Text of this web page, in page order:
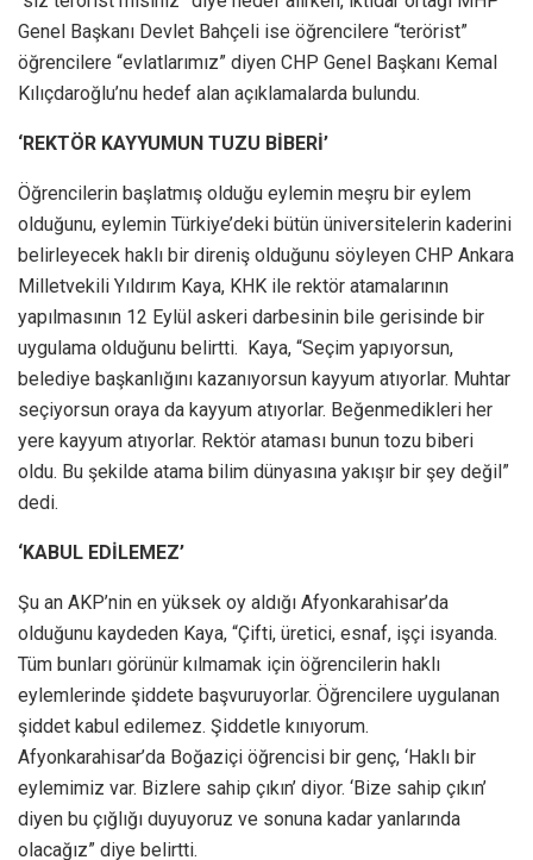
Genel Başkanı Devlet Bahçeli ise öğrencilere “terörist”
öğrencilere “evlatlarımız” diyen CHP Genel Başkanı Kemal
Kılıçdaroğlu’nu hedef alan açıklamalarda bulundu.
‘REKTÖR KAYYUMUN TUZU BİBERİ’
Öğrencilerin başlatmış olduğu eylemin meşru bir eylem
olduğunu, eylemin Türkiye’deki bütün üniversitelerin kaderini
belirleyecek haklı bir direniş olduğunu söyleyen CHP Ankara
Milletvekili Yıldırım Kaya, KHK ile rektör atamalarının
yapılmasının 12 Eylül askeri darbesinin bile gerisinde bir
uygulama olduğunu belirtti. Kaya, “Seçim yapıyorsun,
belediye başkanlığını kazanıyorsun kayyum atıyorlar. Muhtar
seçiyorsun oraya da kayyum atıyorlar. Beğenmedikleri her
yere kayyum atıyorlar. Rektör ataması bunun tozu biberi
oldu. Bu şekilde atama bilim dünyasına yakışır bir şey değil”
dedi.
‘KABUL EDİLEMEZ’
Şu an AKP’nin en yüksek oy aldığı Afyonkarahisar’da
olduğunu kaydeden Kaya, “Çifti, üretici, esnaf, işçi isyanda.
Tüm bunları görünür kılmamak için öğrencilerin haklı
eylemlerinde şiddete başvuruyorlar. Öğrencilere uygulanan
şiddet kabul edilemez. Şiddetle kınıyorum.
Afyonkarahisar’da Boğaziçi öğrencisi bir genç, ‘Haklı bir
eylemimiz var. Bizlere sahip çıkın’ diyor. ‘Bize sahip çıkın’
diyen bu çığlığı duyuyoruz ve sonuna kadar yanlarında
olacağız” diye belirtti.